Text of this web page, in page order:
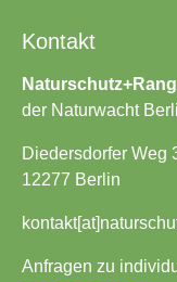
Kontakt
der Naturwacht
Diedersdorfer Weg
12277 Berlin
Anfragen zu